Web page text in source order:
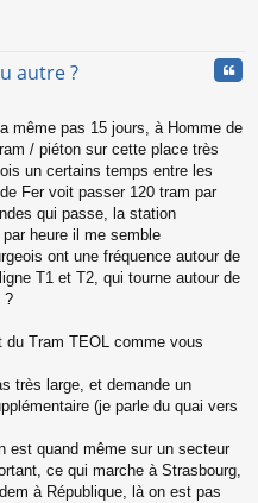
autre ?
même pas 15 jours, à Homme de
/ piéton sur cette place très
un certains temps entre les
Fer voit passer 120 tram par
qui passe, la station
heure il me semble
ont une fréquence autour de
T1 et T2, qui tourne autour de
?
du Tram TEOL comme vous
très large, et demande un
(je parle du quai vers
est quand même sur un secteur
ce qui marche à Strasbourg,
à République, là on est pas